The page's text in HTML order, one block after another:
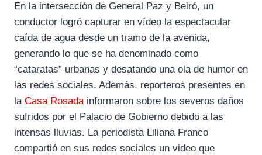
En la intersección de General Paz y Beiró, un
conductor logró capturar en vídeo la espectacular
caída de agua desde un tramo de la avenida,
generando lo que se ha denominado como
“cataratas” urbanas y desatando una ola de humor en
las redes sociales. Además, reporteros presentes en
la Casa Rosadainformaron sobre los severos daños
sufridos por el Palacio de Gobierno debido a las
intensas lluvias. La periodista Liliana Franco
compartió en sus redes sociales un video que